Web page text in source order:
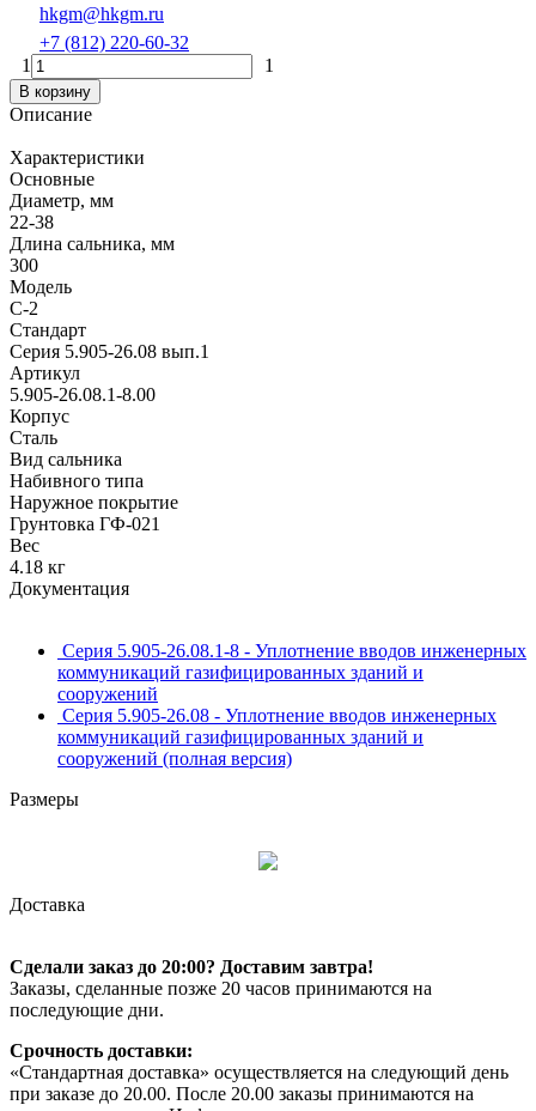
hkgm@hkgm.ru
+7 (812) 220-60-32
1
1
В корзину
Описание
Характеристики
Основные
Диаметр, мм
22-38
Длина сальника, мм
300
Модель
С-2
Стандарт
Серия 5.905-26.08 вып.1
Артикул
5.905-26.08.1-8.00
Корпус
Сталь
Вид сальника
Набивного типа
Наружное покрытие
Грунтовка ГФ-021
Вес
4.18 кг
Документация
Серия 5.905-26.08.1-8 - Уплотнение вводов инженерных
коммуникаций газифицированных зданий и
сооружений
Серия 5.905-26.08 - Уплотнение вводов инженерных
коммуникаций газифицированных зданий и
сооружений (полная версия)
Размеры
Доставка
Сделали заказ до 20:00? Доставим завтра!
Заказы, сделанные позже 20 часов принимаются на
последующие дни.
Срочность доставки:
«Стандартная доставка» осуществляется на следующий день
при заказе до 20.00. После 20.00 заказы принимаются на